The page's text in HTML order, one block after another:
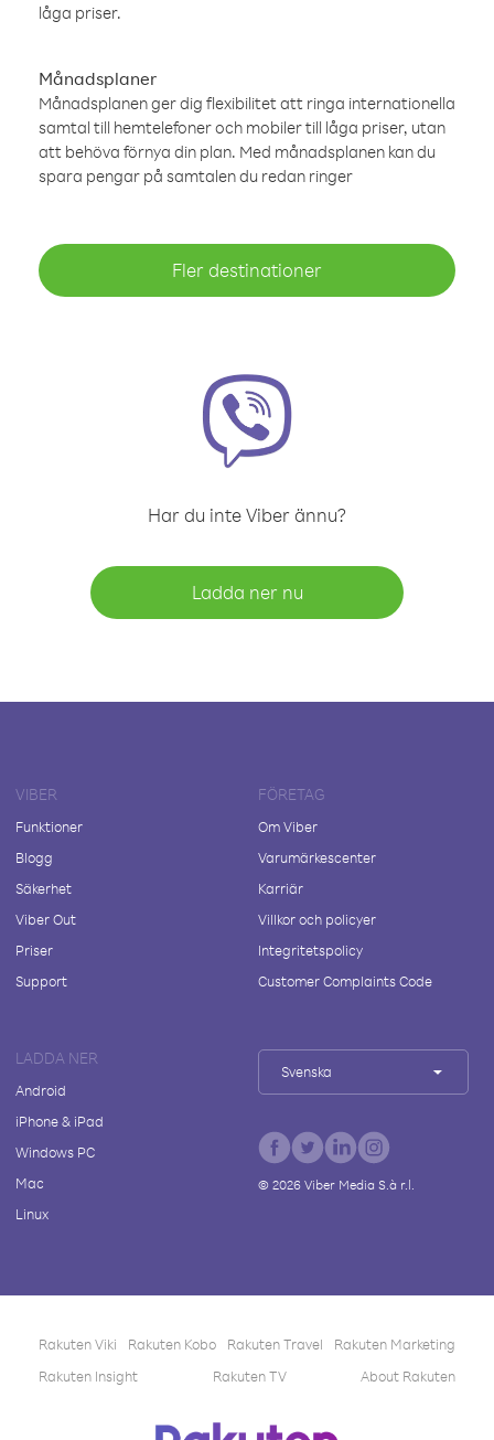
låga priser.
Månadsplaner
Månadsplanen ger dig flexibilitet att ringa internationella
samtal till hemtelefoner och mobiler till låga priser, utan
att behöva förnya din plan. Med månadsplanen kan du
spara pengar på samtalen du redan ringer
Fler destinationer
Har du inte Viber ännu?
Ladda ner nu
VIBER
Funktioner
Blogg
Säkerhet
Viber Out
Priser
Support
FÖRETAG
Om Viber
Varumärkescenter
Karriär
Villkor och policyer
Integritetspolicy
Customer Complaints Code
LADDA NER
Android
iPhone & iPad
Windows PC
Mac
Linux
Svenska
© 2026Viber Media S.à r.l.
Rakuten Viki Rakuten Kobo Rakuten Travel
Rakuten Marketing
Rakuten Insight
Rakuten TV About Rakuten